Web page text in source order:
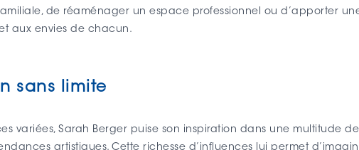
de réaménager un espace professionnel ou d’apporter
aux envies de chacun.
sans limite
variées, Sarah Berger puise son inspiration dans une multitude
artistiques. Cette richesse d’influences lui permet